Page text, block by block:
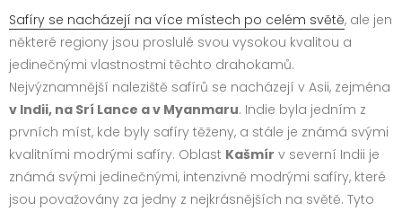
Safíry se nacházejí na více místech po celém světě, ale jen
některé regiony jsou proslulé svou vysokou kvalitou a
jedinečnými vlastnostmi těchto drahokamů.
Nejvýznamnější naleziště safírů se nacházejí v Asii, zejména
v Indii, na Srí Lance a v Myanmaru. Indie byla jedním z
prvních míst, kde byly safíry těženy, a stále je známá svými
kvalitními modrými safíry. Oblast Kašmír v severní Indii je
známá svými jedinečnými, intenzivně modrými safíry, které
jsou považovány za jedny z nejkrásnějších na světě. Tyto